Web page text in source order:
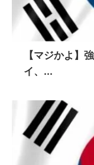
【マジかよ】
イ、...